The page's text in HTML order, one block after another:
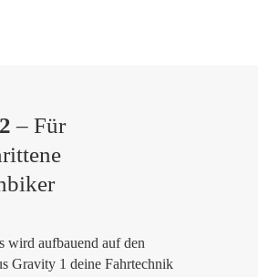
– Für
wird aufbauend auf den
Gravity 1 deine Fahrtechnik